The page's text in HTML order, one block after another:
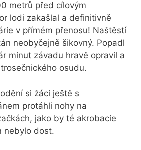
metrů před cílovým
lodi zakašlal a definitivně
v přímém přenosu! Naštěstí
neobyčejně šikovný. Popadl
minut závadu hravě opravil a
osudu.
si žáci ještě s
protáhli nohy na
jako by té akrobacie
nebylo dost.